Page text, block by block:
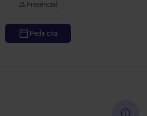
Presencial
Pedir cita